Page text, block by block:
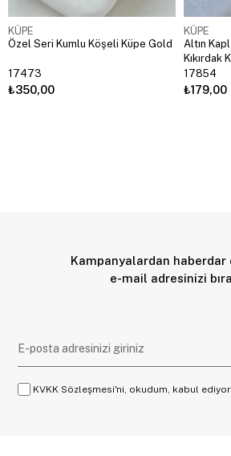
KÜPE
Özel Seri Kumlu Köşeli Küpe Gold
17473
₺350,00
KÜPE
Altın
Kıkırdak
17854
₺179,00
Kampanyalardan haberdar
e-mail adresinizi
KVKK Sözleşmesi'ni, okudum, kabul